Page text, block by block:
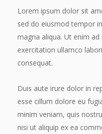
Lorem ipsum dolor sit
sed do eiusmod tempor
magna aliqua. Ut enim
exercitation ullamco
consequat.
Duis aute irure dolor in
esse cillum dolore eu
minim veniam, quis
nisi ut aliquip ex ea